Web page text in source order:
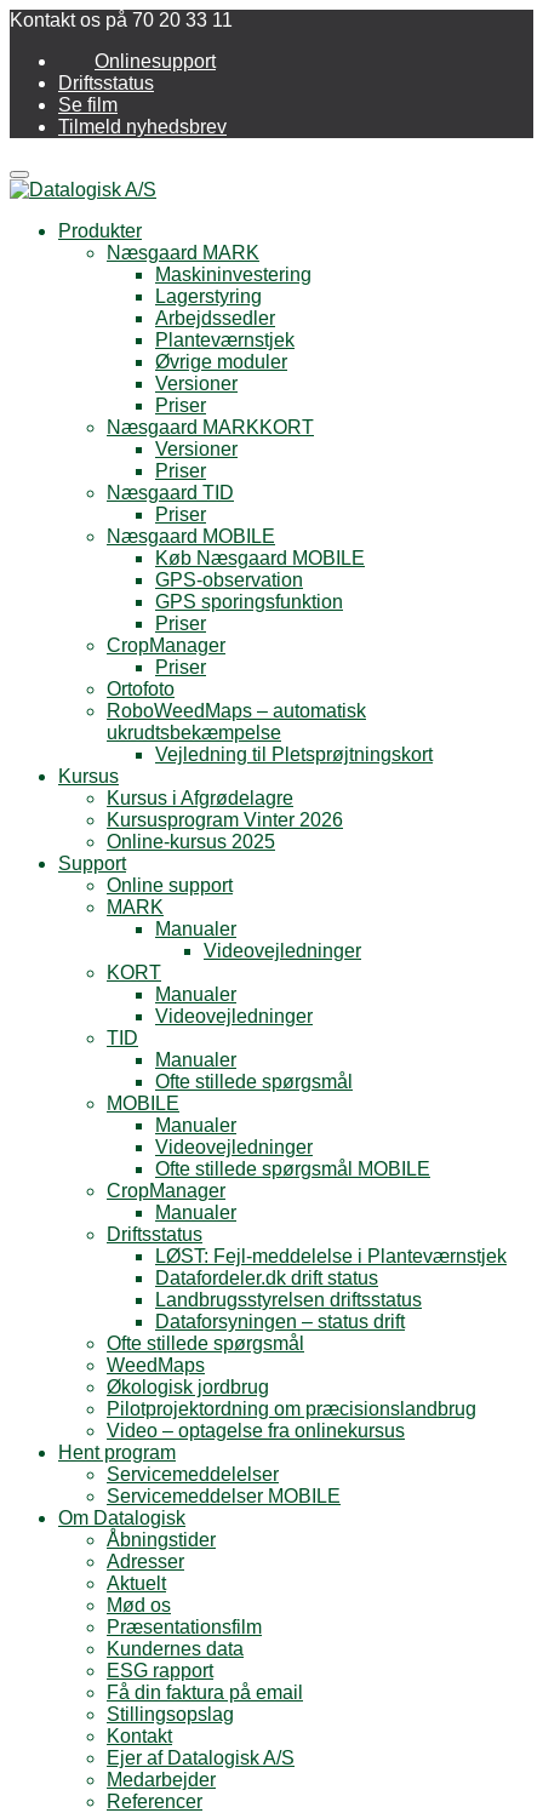
Kontakt os på 70 20 33 11
Onlinesupport
Driftsstatus
Se film
Tilmeld nyhedsbrev
Menu
Produkter
Næsgaard MARK
Maskininvestering
Lagerstyring
Arbejdssedler
Planteværnstjek
Øvrige moduler
Versioner
Priser
Næsgaard MARKKORT
Versioner
Priser
Næsgaard TID
Priser
Næsgaard MOBILE
Køb Næsgaard MOBILE
GPS-observation
GPS sporingsfunktion
Priser
CropManager
Priser
Ortofoto
RoboWeedMaps – automatisk
ukrudtsbekæmpelse
Vejledning til Pletsprøjtningskort
Kursus
Kursus i Afgrødelagre
Kursusprogram Vinter 2026
Online-kursus 2025
Support
Online support
MARK
Manualer
Videovejledninger
KORT
Manualer
Videovejledninger
TID
Manualer
Ofte stillede spørgsmål
MOBILE
Manualer
Videovejledninger
Ofte stillede spørgsmål MOBILE
CropManager
Manualer
Driftsstatus
LØST: Fejl-meddelelse i Planteværnstjek
Datafordeler.dk drift status
Landbrugsstyrelsen driftsstatus
Dataforsyningen – status drift
Ofte stillede spørgsmål
WeedMaps
Økologisk jordbrug
Pilotprojektordning om præcisionslandbrug
Video – optagelse fra onlinekursus
Hent program
Servicemeddelelser
Servicemeddelser MOBILE
Om Datalogisk
Åbningstider
Adresser
Aktuelt
Mød os
Præsentationsfilm
Kundernes data
ESG rapport
Få din faktura på email
Stillingsopslag
Kontakt
Ejer af Datalogisk A/S
Medarbejder
Referencer